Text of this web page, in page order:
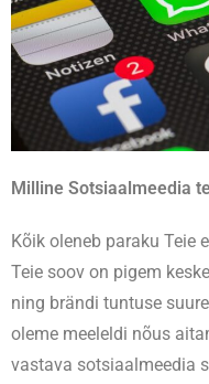
Milline Sotsiaalmeedia
Kõik oleneb paraku Teie
Teie soov on pigem
ning brändi tuntuse
oleme meeleldi nõus
vastava sotsiaalmeedia